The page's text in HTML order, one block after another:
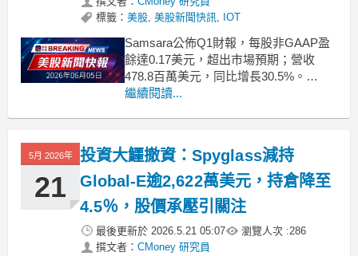
標籤： 美股, 美股新聞快訊, IOT
Samsara公佈Q1財報，每股非GAAP盈
餘達0.17美元，超出市場預期；營收
478.8百萬美元，同比增長30.5%。
.badgeprice-container {
gap: 1rem !important;
繼續閱讀...
5月 2026年
21
投資大鱷撤資：Spyglass減持
Global‑E逾2,622萬美元，持倉降至
4.5％，股價承壓引關注
最後更新於 2026.5.21 05:07 瀏覽人次 :286
撰文者： CMoney 研究員